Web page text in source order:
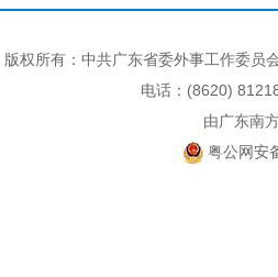
版权所有：中共广东省委外事工作委
电话：(8620)
由广东南
粤公网安